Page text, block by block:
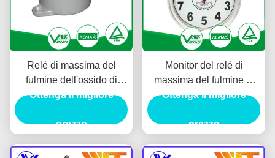
Relé di massima del
fulmine dell'ossido di
metallo contro utilizzato
per il protettore di impulso
Ottenga il migliore
prezzo
Monitor del relé di
massima del fulmine di
Digital con la misura della
Ottenga il migliore
prezzo